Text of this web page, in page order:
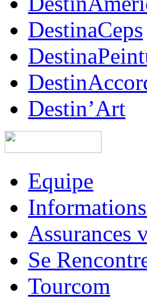
DestinaCeps
Destin’Art
Equipe
Assurances
Se
Tourcom